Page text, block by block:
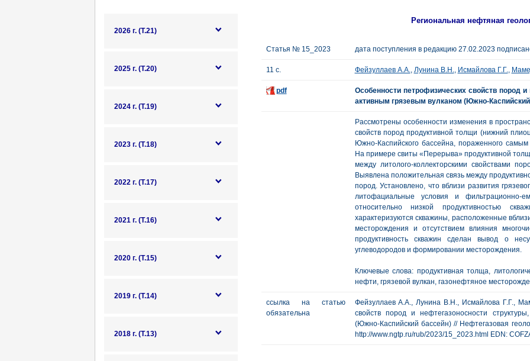
2026 г. (Т.21)
2025 г. (Т.20)
2024 г. (Т.19)
2023 г. (Т.18)
2022 г. (Т.17)
2021 г. (Т.16)
2020 г. (Т.15)
2019 г. (Т.14)
2018 г. (Т.13)
Региональная нефтяная
Статья № 15_2023 дата поступления в редакцию 27.02.2023
11 с. Фейзуллаев А.А., Лунина В.Н., Исмайлова Г.Г.,
pdf
Особенности петрофизических свойств пород
активным грязевым вулканом (Южно-
Рассмотрены особенности изменения в
свойств пород продуктивной толщи (нижний
Южно-Каспийского бассейна, пораженного
На примере свиты «Перерыва» продуктивной
между литолого-коллекторскими свойствами
Выявлена положительная связь между
пород. Установлено, что вблизи развития
литофациальные условия и фильтрационно-
относительно низкой продуктивностью
характеризуются скважины, расположенные
месторождения и отсутствием влияния
продуктивность скважин сделан вывод о
углеводородов и формировании месторождения.
Ключевые слова: продуктивная толща,
нефти, грязевой вулкан, газонефтяное
ссылка на статью
обязательна
Фейзуллаев А.А., Лунина В.Н., Исмайлова Г.Г.,
свойств пород и нефтегазоносности
(Южно-Каспийский бассейн) // Нефтегазовая
http://www.ngtp.ru/rub/2023/15_2023.html EDN: